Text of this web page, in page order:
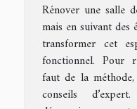
Rénover une salle
mais en suivant des
transformer cet
fonctionnel. Pour
faut de la
conseils